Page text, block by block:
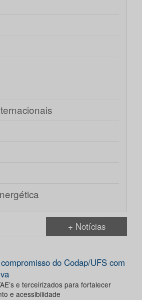
+ Notícias
do Codap/UFS com
e terceirizados para fortalecer
e acessibilidade